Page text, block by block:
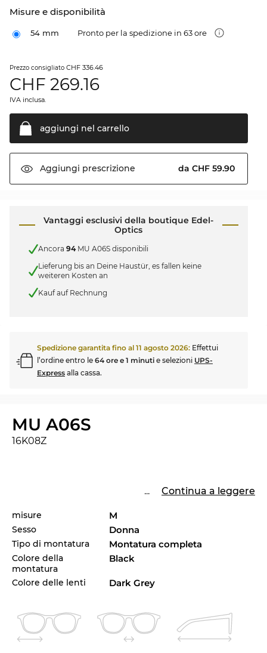
Misure e disponibilità
54 mm Pronto per la spedizione in 63 ore
Prezzo consigliato CHF 336.46
CHF 269.16
IVA inclusa.
aggiungi nel carrello
Aggiungi prescrizione da CHF 59.90
Vantaggi esclusivi della boutique Edel-
Optics
Ancora 94MU A06S disponibili
Lieferung bis an Deine Haustür, es fallen keine
weiteren Kosten an
Kauf auf Rechnung
Spedizione garantita fino al 11 agosto 2026: Effettui
l’ordine entro le 64 ore e 1 minuti e selezioni UPS-
Express alla cassa.
MU A06S
16K08Z
... Continua a leggere
misure M
Sesso Donna
Tipo di montatura Montatura completa
Colore della
montatura
Black
Colore delle lenti Dark Grey